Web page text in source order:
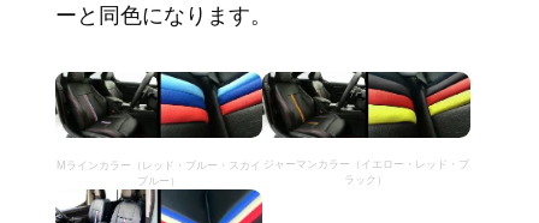
ーと同色になります。
Mラインカラー（レッド・ブルー・スカイ
ブルー）
ジャーマンカラー（イエロー・レッド・ブ
ラック）